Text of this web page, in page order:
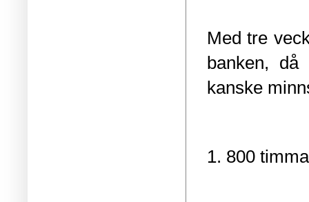
Med tre
banken,
kanske
1. 800